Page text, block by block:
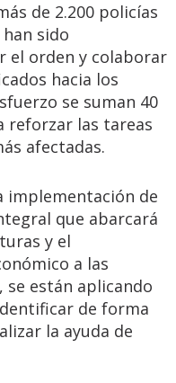
de 2.200 policías
sido
el orden y colaborar
hacia los
se suman 40
reforzar las tareas
afectadas.
implementación de
que abarcará
y el
a las
se están aplicando
de forma
la ayuda de